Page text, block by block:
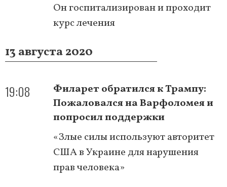
Он госпитализирован и проходит
курс лечения
13 августа 2020
19:08
Филарет обратился к Трампу:
Пожаловался на Варфоломея и
попросил поддержки
«Злые силы используют авторитет
США в Украине для нарушения
прав человека»